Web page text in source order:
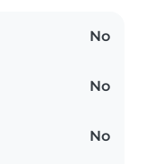
No
No
No